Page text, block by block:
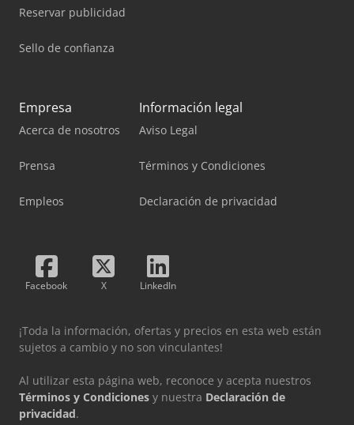
Reservar publicidad
Sello de confianza
Empresa
Acerca de nosotros
Prensa
Empleos
Información legal
Aviso Legal
Términos y Condiciones
Declaración de privacidad
Facebook X LinkedIn
¡Toda la información, ofertas y precios en esta web están
sujetos a cambio y no son vinculantes!
Al utilizar esta página web, reconoce y acepta nuestros
Términos y Condiciones y nuestra Declaración de
privacidad.